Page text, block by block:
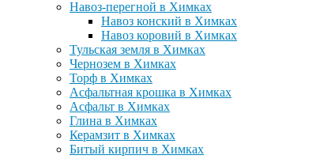
Навоз-перегной в Химках
Навоз конский в Химках
Навоз коровий в Химках
Тульская земля в Химках
Чернозем в Химках
Торф в Химках
Асфальтная крошка в Химках
Асфальт в Химках
Глина в Химках
Керамзит в Химках
Битый кирпич в Химках